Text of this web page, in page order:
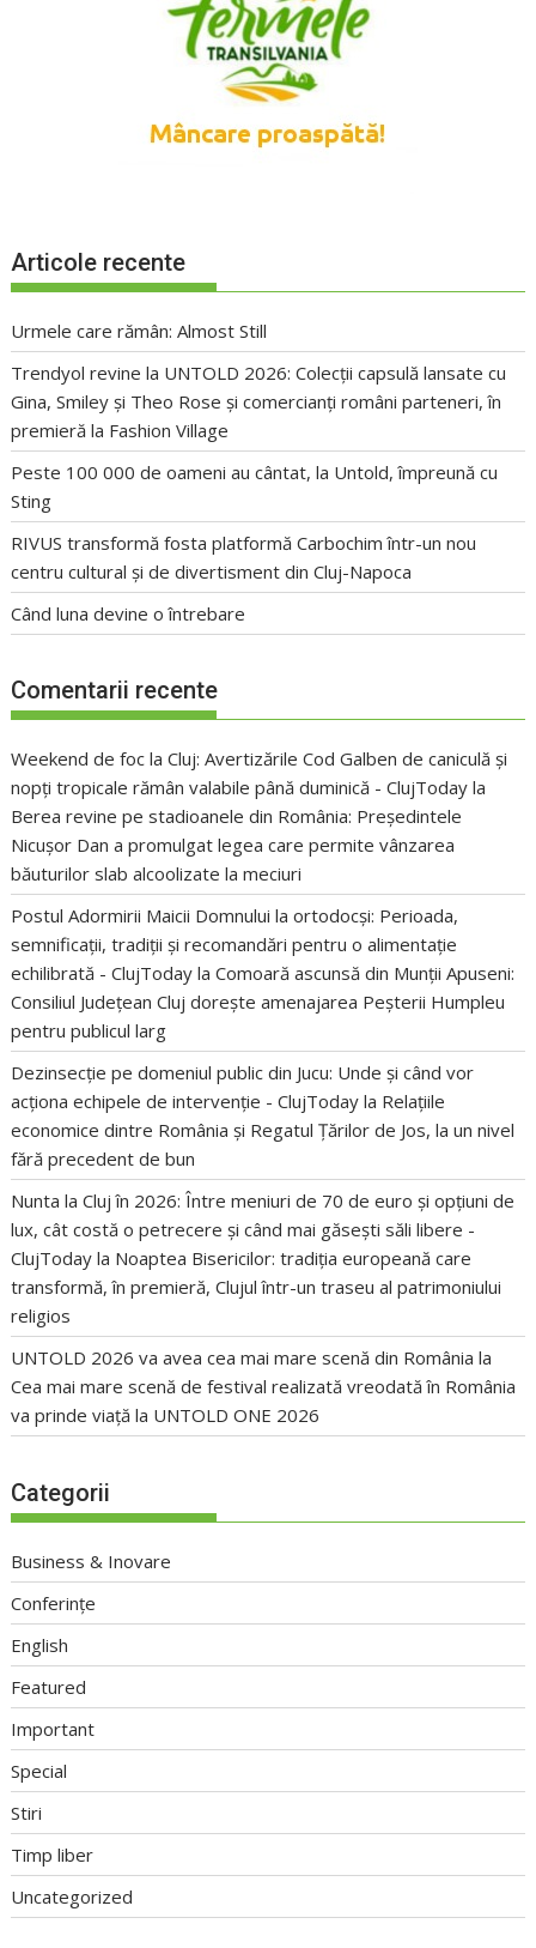
Articole recente
Urmele care rămân: Almost Still
Trendyol revine la UNTOLD 2026: Colecții capsulă lansate cu
Gina, Smiley și Theo Rose și comercianți români parteneri, în
premieră la Fashion Village
Peste 100 000 de oameni au cântat, la Untold, împreună cu
Sting
RIVUS transformă fosta platformă Carbochim într-un nou
centru cultural și de divertisment din Cluj-Napoca
Când luna devine o întrebare
Comentarii recente
Weekend de foc la Cluj: Avertizările Cod Galben de caniculă și
nopți tropicale rămân valabile până duminică - ClujToday la
Berea revine pe stadioanele din România: Președintele
Nicușor Dan a promulgat legea care permite vânzarea
băuturilor slab alcoolizate la meciuri
Postul Adormirii Maicii Domnului la ortodocși: Perioada,
semnificații, tradiții și recomandări pentru o alimentație
echilibrată - ClujToday laComoară ascunsă din Munții Apuseni:
Consiliul Județean Cluj dorește amenajarea Peșterii Humpleu
pentru publicul larg
Dezinsecție pe domeniul public din Jucu: Unde și când vor
acționa echipele de intervenție - ClujToday la Relațiile
economice dintre România și Regatul Țărilor de Jos, la un nivel
fără precedent de bun
Nunta la Cluj în 2026: Între meniuri de 70 de euro și opțiuni de
lux, cât costă o petrecere și când mai găsești săli libere -
ClujToday la Noaptea Bisericilor: tradiția europeană care
transformă, în premieră, Clujul într-un traseu al patrimoniului
religios
UNTOLD 2026 va avea cea mai mare scenă din România la
Cea mai mare scenă de festival realizată vreodată în România
va prinde viață la UNTOLD ONE 2026
Categorii
Business & Inovare
Conferințe
English
Featured
Important
Special
Stiri
Timp liber
Uncategorized